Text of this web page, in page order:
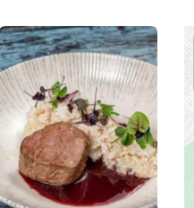
25 fotoğrafı gör